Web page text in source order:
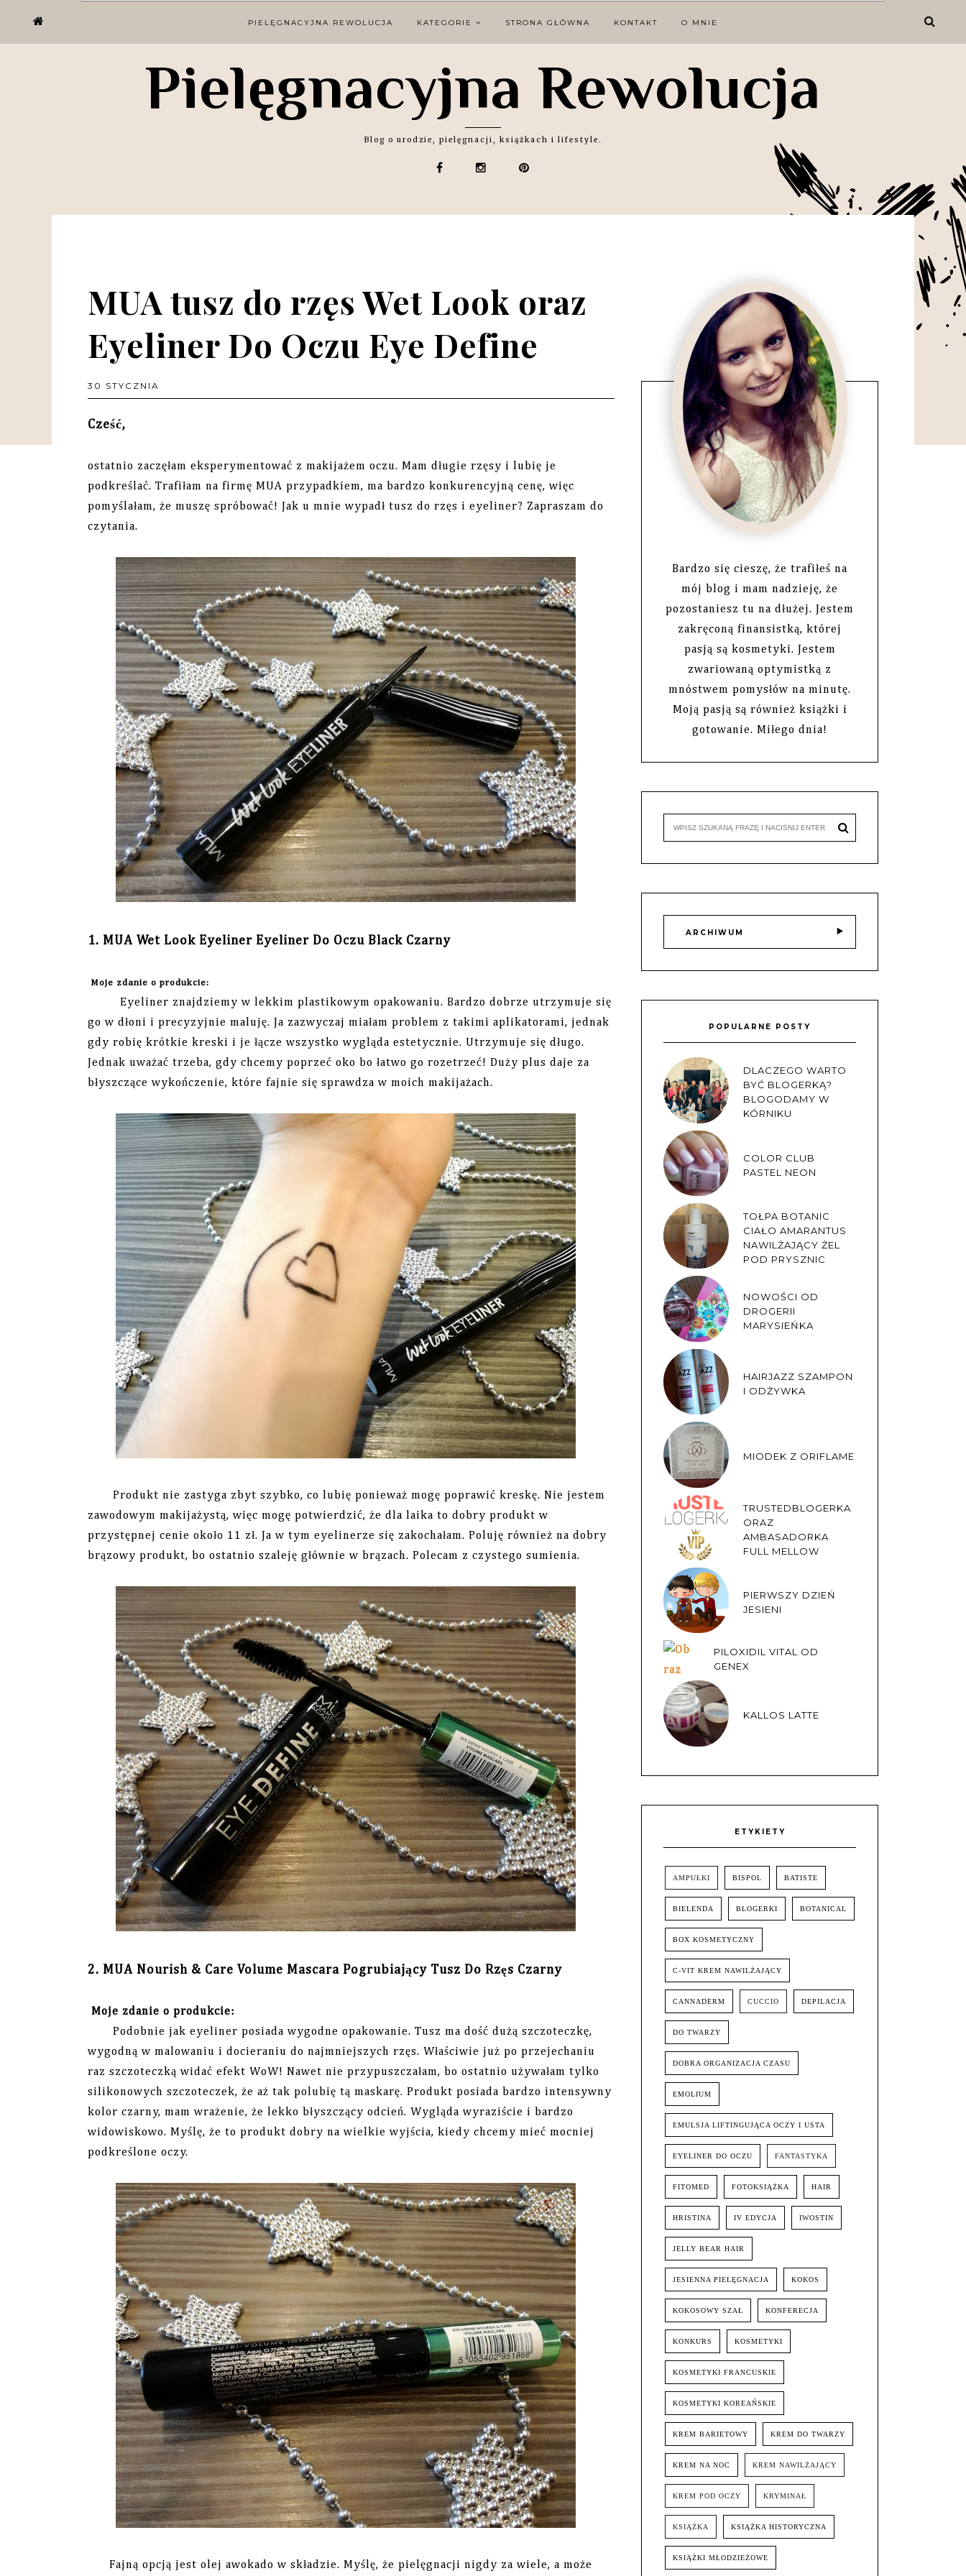
PIELĘGNACYJNA REWOLUCJA KATEGORIE STRONA GŁÓWNA KONTAKT O MNIE
Pielęgnacyjna Rewolucja
Blog o urodzie, pielęgnacji, książkach i lifestyle.
MUA tusz do rzęs Wet Look oraz
Eyeliner Do Oczu Eye Define
30 STYCZNIA
Cześć,
ostatnio zaczęłam eksperymentować z makijażem oczu. Mam długie rzęsy i lubię je
podkreślać. Trafiłam na firmę MUA przypadkiem, ma bardzo konkurencyjną cenę, więc
pomyślałam, że muszę spróbować! Jak u mnie wypadł tusz do rzęs i eyeliner? Zapraszam do
czytania.
1. MUA Wet Look Eyeliner Eyeliner Do Oczu Black Czarny
Moje zdanie o produkcie:
Eyeliner znajdziemy w lekkim plastikowym opakowaniu. Bardzo dobrze utrzymuje się
go w dłoni i precyzyjnie maluję. Ja zazwyczaj miałam problem z takimi aplikatorami, jednak
gdy robię krótkie kreski i je łącze wszystko wygląda estetycznie. Utrzymuje się długo.
Jednak uważać trzeba, gdy chcemy poprzeć oko bo łatwo go rozetrzeć! Duży plus daje za
błyszczące wykończenie, które fajnie się sprawdza w moich makijażach.
Produkt nie zastyga zbyt szybko, co lubię ponieważ mogę poprawić kreskę. Nie jestem
zawodowym makijażystą, więc mogę potwierdzić, że dla laika to dobry produkt w
przystępnej cenie około 11 zł. Ja w tym eyelinerze się zakochałam. Poluję również na dobry
brązowy produkt, bo ostatnio szaleję głównie w brązach. Polecam z czystego sumienia.
2. MUA Nourish & Care Volume Mascara Pogrubiający Tusz Do Rzęs Czarny
Moje zdanie o produkcie:
Podobnie jak eyeliner posiada wygodne opakowanie. Tusz ma dość dużą szczoteczkę,
wygodną w malowaniu i docieraniu do najmniejszych rzęs. Właściwie już po przejechaniu
raz szczoteczką widać efekt WoW! Nawet nie przypuszczałam, bo ostatnio używałam tylko
silikonowych szczoteczek, że aż tak polubię tą maskarę. Produkt posiada bardzo intensywny
kolor czarny, mam wrażenie, że lekko błyszczący odcień. Wygląda wyraziście i bardzo
widowiskowo. Myślę, że to produkt dobry na wielkie wyjścia, kiedy chcemy mieć mocniej
podkreślone oczy.
Fajną opcją jest olej awokado w składzie. Myślę, że pielęgnacji nigdy za wiele, a może
Bardzo się cieszę, że trafiłeś na
mój blog i mam nadzieję, że
pozostaniesz tu na dłużej. Jestem
zakręconą finansistką, której
pasją są kosmetyki. Jestem
zwariowaną optymistką z
mnóstwem pomysłów na minutę.
Moją pasją są również książki i
gotowanie. Miłego dnia!
ARCHIWUM
POPULARNE POSTY
DLACZEGO WARTO
BYĆ BLOGERKĄ?
BLOGODAMY W
KÓRNIKU
COLOR CLUB
PASTEL NEON
TOŁPA BOTANIC
CIAŁO AMARANTUS
NAWILŻAJĄCY ŻEL
POD PRYSZNIC
NOWOŚCI OD
DROGERII
MARYSIEŃKA
HAIRJAZZ SZAMPON
I ODŻYWKA
MIODEK Z ORIFLAME
TRUSTEDBLOGERKA
ORAZ
AMBASADORKA
FULL MELLOW
PIERWSZY DZIEŃ
JESIENI
PILOXIDIL VITAL OD
GENEX
KALLOS LATTE
ETYKIETY
AMPUŁKI BISPOL BATISTE
BIELENDA BLOGERKI BOTANICAL
BOX KOSMETYCZNY
C-VIT KREM NAWILŻAJĄCY
CANNADERM CUCCIO DEPILACJA
DO TWARZY
DOBRA ORGANIZACJA CZASU
EMOLIUM
EMULSJA LIFTINGUJĄCA OCZY I USTA
EYELINER DO OCZU FANTASTYKA
FITOMED FOTOKSIĄŻKA HAIR
HRISTINA IV EDYCJA IWOSTIN
JELLY BEAR HAIR
JESIENNA PIELĘGNACJA KOKOS
KOKOSOWY SZAŁ KONFERECJA
KONKURS KOSMETYKI
KOSMETYKI FRANCUSKIE
KOSMETYKI KOREAŃSKIE
KREM BARIETOWY KREM DO TWARZY
KREM NA NOC KREM NAWILŻAJĄCY
KREM POD OCZY KRYMINAŁ
KSIĄŻKA KSIĄŻKA HISTORYCZNA
KSIĄŻKI MŁODZIEŻOWE